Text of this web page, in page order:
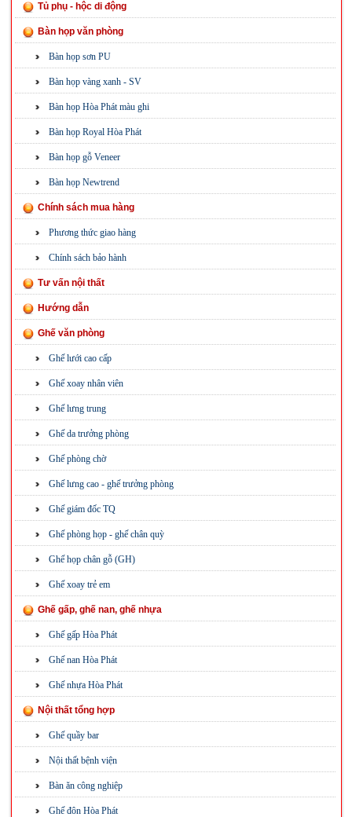
Tủ phụ - hộc di động
Bàn họp văn phòng
Bàn họp sơn PU
Bàn họp vàng xanh - SV
Bàn họp Hòa Phát màu ghi
Bàn họp Royal Hòa Phát
Bàn họp gỗ Veneer
Bàn họp Newtrend
Chính sách mua hàng
Phương thức giao hàng
Chính sách bảo hành
Tư vấn nội thất
Hướng dẫn
Ghế văn phòng
Ghế lưới cao cấp
Ghế xoay nhân viên
Ghế lưng trung
Ghế da trưởng phòng
Ghế phòng chờ
Ghế lưng cao - ghế trưởng phòng
Ghế giám đốc TQ
Ghế phòng họp - ghế chân quỳ
Ghế họp chân gỗ (GH)
Ghế xoay trẻ em
Ghế gấp, ghế nan, ghế nhựa
Ghế gấp Hòa Phát
Ghế nan Hòa Phát
Ghế nhựa Hòa Phát
Nội thất tổng hợp
Ghế quầy bar
Nội thất bệnh viện
Bàn ăn công nghiệp
Ghế đôn Hòa Phát